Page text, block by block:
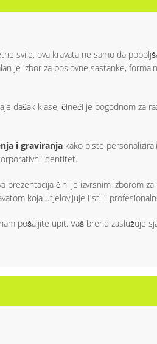
svile, ova kravata ne samo da
je izbor za poslovne sastanke,
dašak klase, čineći je pogodnom za
i graviranja kako biste
identitet.
prezentacija čini je izvrsnim izborom
koja utjelovljuje i stil i
pošaljite upit. Vaš brend zaslužuje